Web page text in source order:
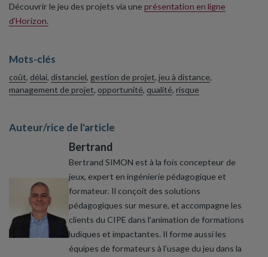
Découvrir le jeu des projets via une présentation en ligne
d’Horizon.
Mots-clés
coût, délai, distanciel, gestion de projet, jeu à distance,
management de projet, opportunité, qualité, risque
Auteur/rice de l'article
Bertrand
Bertrand SIMON est à la fois concepteur de
jeux, expert en ingénierie pédagogique et
formateur. Il conçoit des solutions
pédagogiques sur mesure, et accompagne les
clients du CIPE dans l’animation de formations
ludiques et impactantes. Il forme aussi les
équipes de formateurs à l’usage du jeu dans la